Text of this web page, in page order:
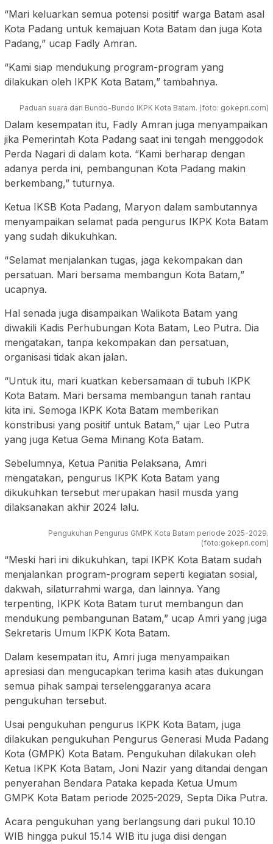
“Mari keluarkan semua potensi positif warga Batam asal
Kota Padang untuk kemajuan Kota Batam dan juga Kota
Padang,” ucap Fadly Amran.
“Kami siap mendukung program-program yang
dilakukan oleh IKPK Kota Batam,” tambahnya.
Paduan suara dari Bundo-Bundo IKPK Kota Batam. (foto: gokepri.com)
Dalam kesempatan itu, Fadly Amran juga menyampaikan
jika Pemerintah Kota Padang saat ini tengah menggodok
Perda Nagari di dalam kota. “Kami berharap dengan
adanya perda ini, pembangunan Kota Padang makin
berkembang,” tuturnya.
Ketua IKSB Kota Padang, Maryon dalam sambutannya
menyampaikan selamat pada pengurus IKPK Kota Batam
yang sudah dikukuhkan.
“Selamat menjalankan tugas, jaga kekompakan dan
persatuan. Mari bersama membangun Kota Batam,”
ucapnya.
Hal senada juga disampaikan Walikota Batam yang
diwakili Kadis Perhubungan Kota Batam, Leo Putra. Dia
mengatakan, tanpa kekompakan dan persatuan,
organisasi tidak akan jalan.
“Untuk itu, mari kuatkan kebersamaan di tubuh IKPK
Kota Batam. Mari bersama membangun tanah rantau
kita ini. Semoga IKPK Kota Batam memberikan
konstribusi yang positif untuk Batam,” ujar Leo Putra
yang juga Ketua Gema Minang Kota Batam.
Sebelumnya, Ketua Panitia Pelaksana, Amri
mengatakan, pengurus IKPK Kota Batam yang
dikukuhkan tersebut merupakan hasil musda yang
dilaksanakan akhir 2024 lalu.
Pengukuhan Pengurus GMPK Kota Batam periode 2025-2029.
(foto:gokepri.com)
“Meski hari ini dikukuhkan, tapi IKPK Kota Batam sudah
menjalankan program-program seperti kegiatan sosial,
dakwah, silaturrahmi warga, dan lainnya. Yang
terpenting, IKPK Kota Batam turut membangun dan
mendukung pembangunan Batam,” ucap Amri yang juga
Sekretaris Umum IKPK Kota Batam.
Dalam kesempatan itu, Amri juga menyampaikan
apresiasi dan mengucapkan terima kasih atas dukungan
semua pihak sampai terselenggaranya acara
pengukuhan tersebut.
Usai pengukuhan pengurus IKPK Kota Batam, juga
dilakukan pengukuhan Pengurus Generasi Muda Padang
Kota (GMPK) Kota Batam. Pengukuhan dilakukan oleh
Ketua IKPK Kota Batam, Joni Nazir yang ditandai dengan
penyerahan Bendara Pataka kepada Ketua Umum
GMPK Kota Batam periode 2025-2029, Septa Dika Putra.
Acara pengukuhan yang berlangsung dari pukul 10.10
WIB hingga pukul 15.14 WIB itu juga diisi dengan